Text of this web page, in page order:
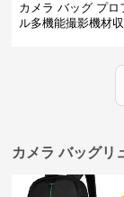
カメラ バッグ プロ
ル多機能撮影機材
カメラ バッグリ